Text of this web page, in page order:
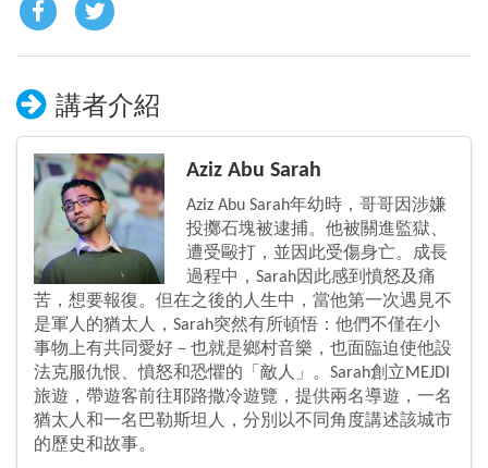
講者介紹
Aziz Abu Sarah
Aziz Abu Sarah年幼時，哥哥因涉嫌
投擲石塊被逮捕。他被關進監獄、
遭受毆打，並因此受傷身亡。成長
過程中，Sarah因此感到憤怒及痛
苦，想要報復。但在之後的人生中，當他第一次遇見不
是軍人的猶太人，Sarah突然有所頓悟：他們不僅在小
事物上有共同愛好－也就是鄉村音樂，也面臨迫使他設
法克服仇恨、憤怒和恐懼的「敵人」。Sarah創立MEJDI
旅遊，帶遊客前往耶路撒冷遊覽，提供兩名導遊，一名
猶太人和一名巴勒斯坦人，分別以不同角度講述該城市
的歷史和故事。